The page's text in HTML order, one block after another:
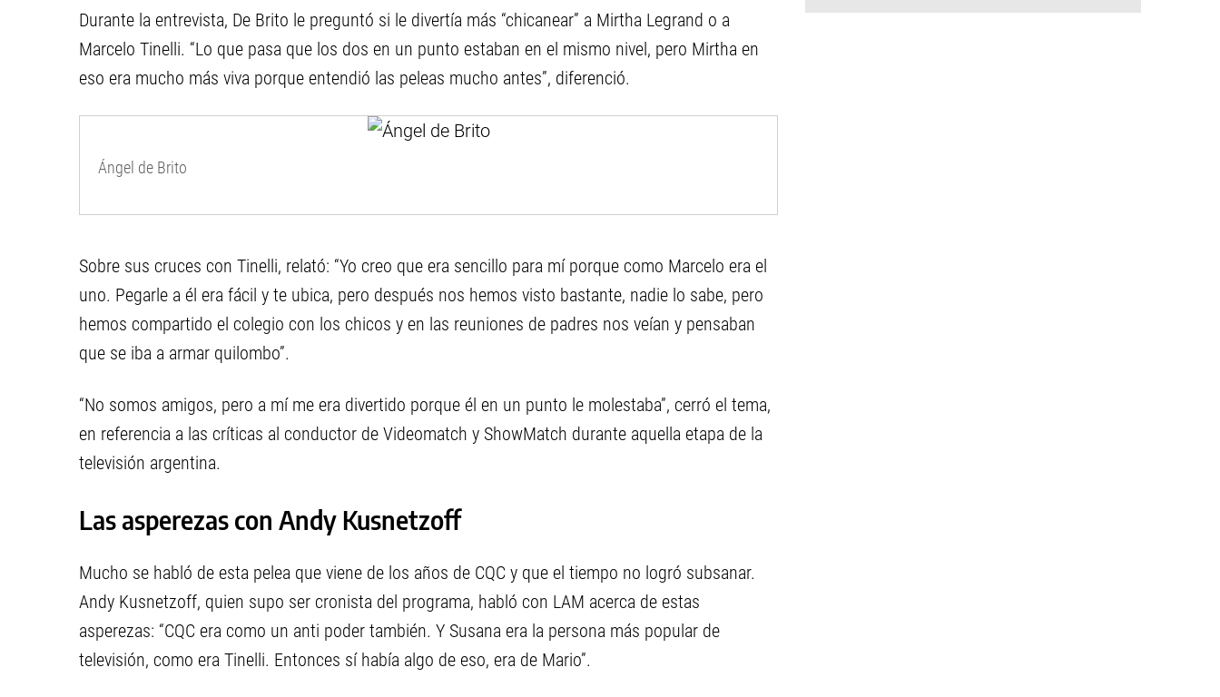
Durante la entrevista, De Brito le preguntó si le divertía más “chicanear” a Mirtha Legrand o a
Marcelo Tinelli. “Lo que pasa que los dos en un punto estaban en el mismo nivel, pero Mirtha en
eso era mucho más viva porque entendió las peleas mucho antes”, diferenció.
Ángel de Brito
Sobre sus cruces con Tinelli, relató: “Yo creo que era sencillo para mí porque como Marcelo era el
uno. Pegarle a él era fácil y te ubica, pero después nos hemos visto bastante, nadie lo sabe, pero
hemos compartido el colegio con los chicos y en las reuniones de padres nos veían y pensaban
que se iba a armar quilombo”.
“No somos amigos, pero a mí me era divertido porque él en un punto le molestaba”, cerró el tema,
en referencia a las críticas al conductor de Videomatch y ShowMatch durante aquella etapa de la
televisión argentina.
Las asperezas con Andy Kusnetzoff
Mucho se habló de esta pelea que viene de los años de CQC y que el tiempo no logró subsanar.
Andy Kusnetzoff, quien supo ser cronista del programa, habló con LAM acerca de estas
asperezas: “CQC era como un anti poder también. Y Susana era la persona más popular de
televisión, como era Tinelli. Entonces sí había algo de eso, era de Mario”.